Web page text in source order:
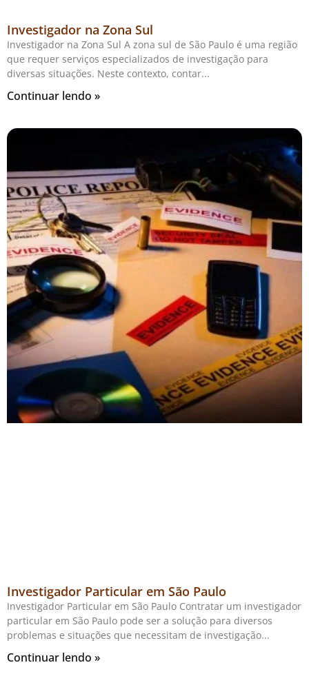
Investigador na Zona Sul
Investigador na Zona Sul A zona sul de São Paulo é uma região
que requer serviços especializados de investigação para
diversas situações. Neste contexto, contar
Continuar lendo »
Investigador Particular em São Paulo
Investigador Particular em São Paulo Contratar um investigador
particular em São Paulo pode ser a solução para diversos
problemas e situações que necessitam de investigação
Continuar lendo »